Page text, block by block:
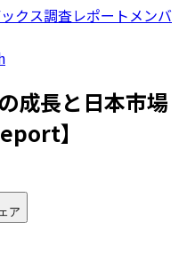
クス調査レポートメンバ
成長と日本市場
】
ア